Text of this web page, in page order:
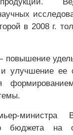
в 2008 г.
улучшение ее
министра
бюджета